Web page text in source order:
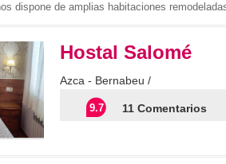
dispone de amplias habitaciones
Hostal Salomé
Azca - Bernabeu /
9.7 11 Comentarios